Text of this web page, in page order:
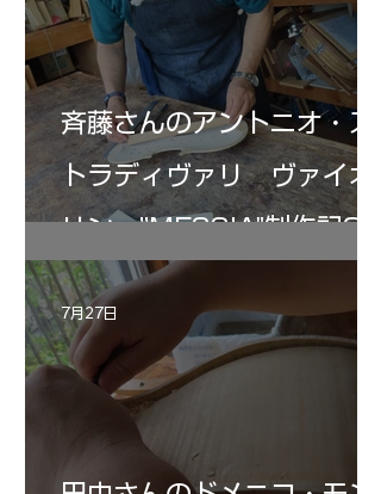
斉藤さんのアントニオ・ス
トラディヴァリ ヴァイオ
リン ”MESSIA"制作記33
7月27日